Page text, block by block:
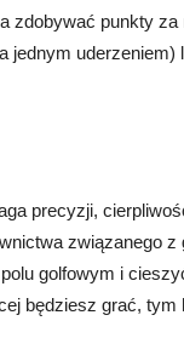
zdobywać punkty
jednym
precyzji,
związanego
golfowym i
będziesz grać,